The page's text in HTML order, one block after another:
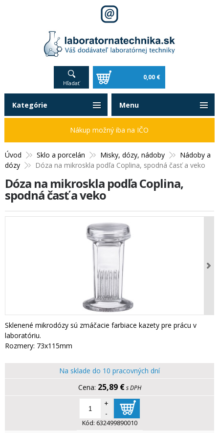
Hľadať
0,00 €
Úvod Sklo a porcelán Misky, dózy, nádoby
Nádoby a
dózy
Dóza na mikroskla podľa Coplina, spodná časť a veko
Dóza na mikroskla podľa Coplina,
spodná časť a veko
Sklenené mikrodózy sú zmáčacie farbiace kazety pre prácu v
laboratóriu.
Rozmery: 73x115mm
Na sklade do 10 pracovných dní
25,89 € s DPH
+
-
Kód: 632499890010
Kategórie
Nákup možný iba na IČO
Menu